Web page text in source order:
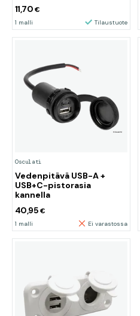
11,70 €
1 malli Tilaustuote
Osculati
Vedenpitävä USB-A +
USB+C-pistorasia
kannella
40,95 €
1 malli Ei varastossa